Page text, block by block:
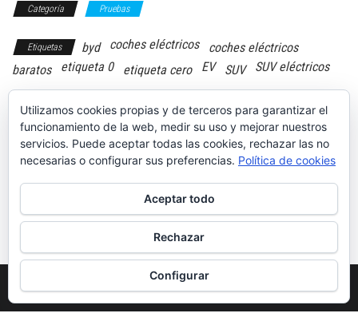
Categoría Pruebas
Etiquetas byd coches eléctricos
coches eléctricos
baratos
etiqueta 0 etiqueta cero EV SUV SUV eléctricos
Ebro S800
Luxury
Los coches
enchufables con
autonomía en
Funciona gracias aWordPress |Tema:Envo Magazine
Utilizamos cookies propias y de terceros para garantizar el
funcionamiento de la web, medir su uso y mejorar nuestros
servicios. Puede aceptar todas las cookies, rechazar las no
necesarias o configurar sus preferencias. Política de cookies
Aceptar todo
Rechazar
Configurar